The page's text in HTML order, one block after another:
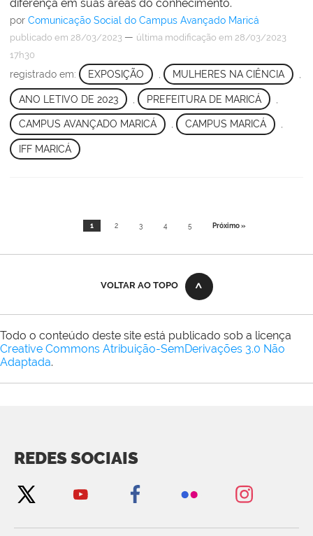
diferença em suas áreas do conhecimento.
por Comunicação Social do Campus Avançado Maricá
publicado em 28/03/2023 — última modificação em 28/03/2023
17h30
registrado em: EXPOSIÇÃO MULHERES NA CIÊNCIA
ANO LETIVO DE 2023 PREFEITURA DE MARICÁ
CAMPUS AVANÇADO MARICÁ , CAMPUS MARICÁ ,
IFF MARICÁ
1 2 3 4 5 Próximo »
VOLTAR AO TOPO
Todo o conteúdo deste site está publicado sob a licença
Creative Commons Atribuição-SemDerivações 3.0 Não
Adaptada.
REDES SOCIAIS